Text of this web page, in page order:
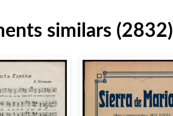
similars (2832)